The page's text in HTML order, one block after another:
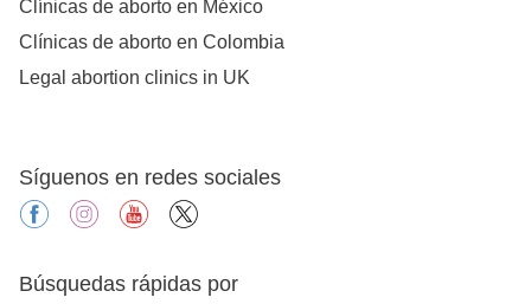
Clínicas de aborto en México
Clínicas de aborto en Colombia
Legal abortion clinics in UK
Síguenos en redes sociales
facebookinstagramyoutube
Búsquedas rápidas por